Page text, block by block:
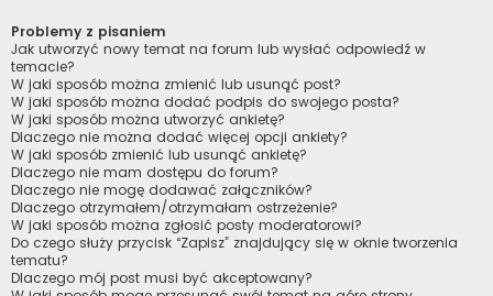
Problemy z pisaniem
Jak utworzyć nowy temat na forum lub wysłać odpowiedź w
temacie?
W jaki sposób można zmienić lub usunąć post?
W jaki sposób można dodać podpis do swojego posta?
W jaki sposób można utworzyć ankietę?
Dlaczego nie można dodać więcej opcji ankiety?
W jaki sposób zmienić lub usunąć ankietę?
Dlaczego nie mam dostępu do forum?
Dlaczego nie mogę dodawać załączników?
Dlaczego otrzymałem/otrzymałam ostrzeżenie?
W jaki sposób można zgłosić posty moderatorowi?
Do czego służy przycisk “Zapisz” znajdujący się w oknie tworzenia
tematu?
Dlaczego mój post musi być akceptowany?